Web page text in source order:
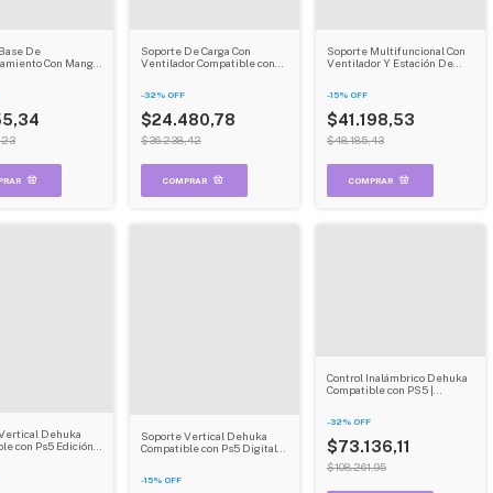
De
Con Mango
Soporte De Carga Con
Ventilador Compatible con
Dual
-32% OFF
$24.480,78
$36.238,42
Soporte Multifuncional Con
Ventilador Y Estación De
Almacenamiento
-15% OFF
$41.198,53
$48.185,43
Dehuka
con Ps5 Edición
Soporte Vertical Dehuka
Compatible con Ps5 Digital
-15% OFF
Control Inalámbrico Dehuka
Compatible con PS5 |
-32% OFF
$73.136,11
$108.261,95